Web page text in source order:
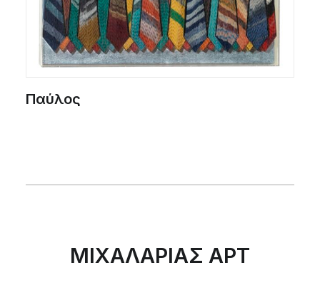
Παύλος
ΜΙΧΑΛΑΡΙΑΣ ΑΡΤ